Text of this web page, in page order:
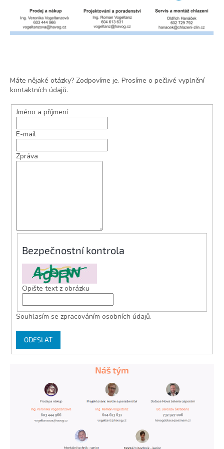
Máte nějaké otázky? Zodpovíme je. Prosíme o pečlivé vyplnění
kontaktních údajů.
Jméno a příjmení
E-mail
Zpráva
Bezpečnostní kontrola
Opište text z obrázku
Souhlasím se zpracováním osobních údajů.
ODESLAT